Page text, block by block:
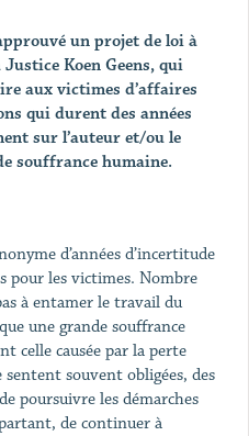
un projet de loi à
Koen Geens, qui
aux victimes d’affaires
qui durent des années
sur l’auteur et/ou le
souffrance humaine.
d’années d’incertitude
pour les victimes. Nombre
à entamer le travail du
une grande souffrance
celle causée par la perte
souvent obligées, des
poursuivre les démarches
de continuer à